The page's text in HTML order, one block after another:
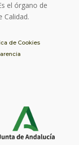
el órgano de
Calidad.
de Cookies